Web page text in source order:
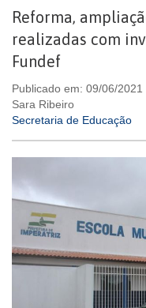
Reforma,
realizadas com
Fundef
Publicado em: 09/06/2021
Sara Ribeiro
Secretaria de Educação